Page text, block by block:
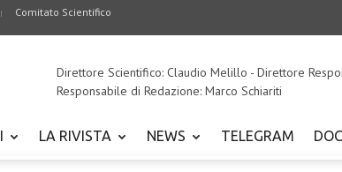
Comitato Scientifico
Direttore Scientifico: Claudio Melillo - Direttore
Responsabile di Redazione: Marco Schiariti
LA RIVISTA NEWS TELEGRAM